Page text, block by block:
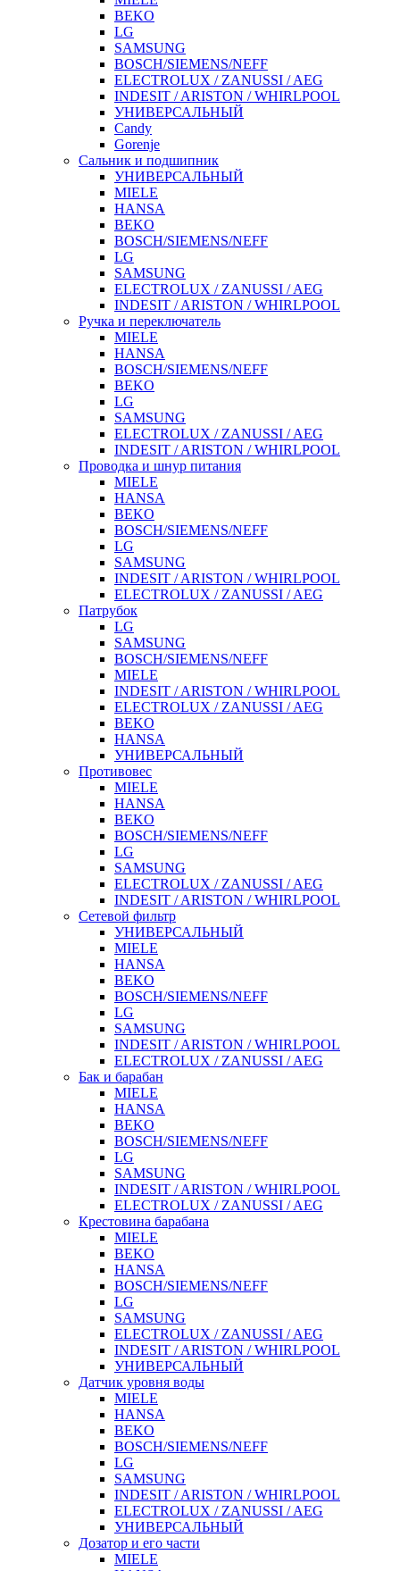
BEKO
LG
SAMSUNG
BOSCH/SIEMENS/NEFF
ELECTROLUX / ZANUSSI / AEG
INDESIT / ARISTON / WHIRLPOOL
УНИВЕРСАЛЬНЫЙ
Candy
Gorenje
Сальник и подшипник
УНИВЕРСАЛЬНЫЙ
MIELE
HANSA
BEKO
BOSCH/SIEMENS/NEFF
LG
SAMSUNG
ELECTROLUX / ZANUSSI / AEG
INDESIT / ARISTON / WHIRLPOOL
Ручка и переключатель
MIELE
HANSA
BOSCH/SIEMENS/NEFF
BEKO
LG
SAMSUNG
ELECTROLUX / ZANUSSI / AEG
INDESIT / ARISTON / WHIRLPOOL
Проводка и шнур питания
MIELE
HANSA
BEKO
BOSCH/SIEMENS/NEFF
LG
SAMSUNG
INDESIT / ARISTON / WHIRLPOOL
ELECTROLUX / ZANUSSI / AEG
Патрубок
LG
SAMSUNG
BOSCH/SIEMENS/NEFF
MIELE
INDESIT / ARISTON / WHIRLPOOL
ELECTROLUX / ZANUSSI / AEG
BEKO
HANSA
УНИВЕРСАЛЬНЫЙ
Противовес
MIELE
HANSA
BEKO
BOSCH/SIEMENS/NEFF
LG
SAMSUNG
ELECTROLUX / ZANUSSI / AEG
INDESIT / ARISTON / WHIRLPOOL
Сетевой фильтр
УНИВЕРСАЛЬНЫЙ
MIELE
HANSA
BEKO
BOSCH/SIEMENS/NEFF
LG
SAMSUNG
INDESIT / ARISTON / WHIRLPOOL
ELECTROLUX / ZANUSSI / AEG
Бак и барабан
MIELE
HANSA
BEKO
BOSCH/SIEMENS/NEFF
LG
SAMSUNG
INDESIT / ARISTON / WHIRLPOOL
ELECTROLUX / ZANUSSI / AEG
Крестовина барабана
MIELE
BEKO
HANSA
BOSCH/SIEMENS/NEFF
LG
SAMSUNG
ELECTROLUX / ZANUSSI / AEG
INDESIT / ARISTON / WHIRLPOOL
УНИВЕРСАЛЬНЫЙ
Датчик уровня воды
MIELE
HANSA
BEKO
BOSCH/SIEMENS/NEFF
LG
SAMSUNG
INDESIT / ARISTON / WHIRLPOOL
ELECTROLUX / ZANUSSI / AEG
УНИВЕРСАЛЬНЫЙ
Дозатор и его части
MIELE